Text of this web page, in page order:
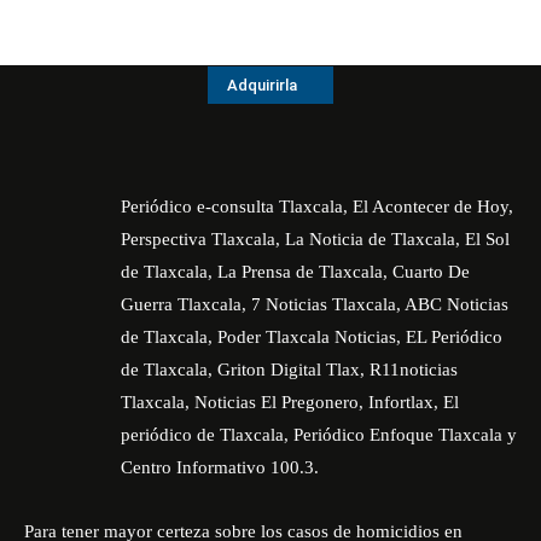
Adquirirla
Periódico e-consulta Tlaxcala, El Acontecer de Hoy,
Perspectiva Tlaxcala, La Noticia de Tlaxcala, El Sol
de Tlaxcala, La Prensa de Tlaxcala, Cuarto De
Guerra Tlaxcala, 7 Noticias Tlaxcala, ABC Noticias
de Tlaxcala, Poder Tlaxcala Noticias, EL Periódico
de Tlaxcala, Griton Digital Tlax, R11noticias
Tlaxcala, Noticias El Pregonero, Infortlax, El
periódico de Tlaxcala, Periódico Enfoque Tlaxcala y
Centro Informativo 100.3.
Para tener mayor certeza sobre los casos de homicidios en